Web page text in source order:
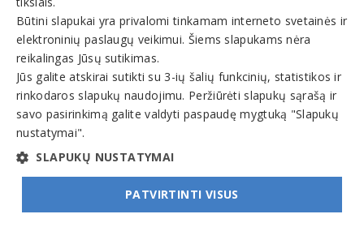
Apyvarta:
13 207 €, pelnas po mokesčių -81,6 % (2024 m.)
Skola Sodrai:
4035.82 € (nuo 2025-05-03 dienos)
© INFOMINTA, UAB. Visos teisės saugomos. Telefonas
info@1551.info
Būtini slapukai yra privalomi tinkamam interneto svetainės ir
elektroninių paslaugų veikimui. Šiems slapukams nėra
reikalingas Jūsų sutikimas.
Jūs galite atskirai sutikti su 3-ių šalių funkcinių, statistikos ir
rinkodaros slapukų naudojimu. Peržiūrėti slapukų sąrašą ir
savo pasirinkimą galite valdyti paspaudę mygtuką "Slapukų
nustatymai".
SLAPUKŲ NUSTATYMAI
PATVIRTINTI VISUS